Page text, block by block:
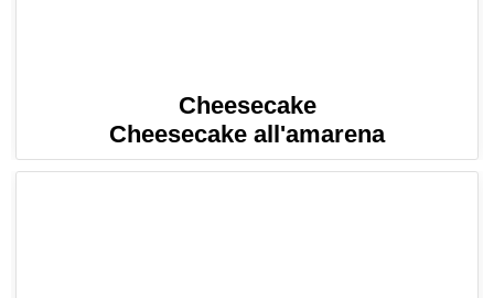
Cheesecake
Cheesecake all'amarena